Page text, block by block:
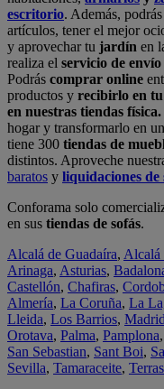
escritorio. Además,
artículos, tener el mejor
y aprovechar tu jardín en
realiza el servicio de
Podrás comprar online
productos y recibirlo en
en nuestras tiendas física.
hogar y transformarlo en
tiene 300 tiendas de
distintos. Aproveche
baratos y liquidaciones de
Conforama solo
en sus tiendas de sofás.
Alcalá de Guadaíra, Alcalá
Arinaga, Asturias,
Castellón, Chafiras,
Almería, La Coruña, La
Lleida, Los Barrios, Madrid
Orotava, Palma, Pamplona,
San Sebastian, Sant Boi,
Sevilla, Tamaraceite,